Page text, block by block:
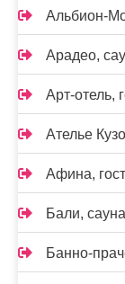
Альбион-
Арадео,
Арт-отель,
Ателье
Афина,
Бали, сауна
Банно-